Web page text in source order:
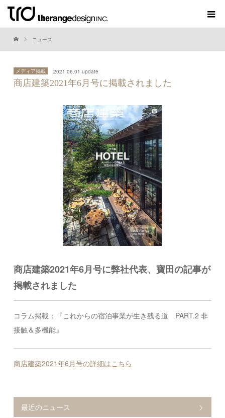
ニュース
メディア掲載 2021.06.01 update
商店建築2021年6月号に掲載されました
商店建築2021年6月号に弊社代表、寶田の記事が
掲載されました
コラム掲載：『これからの宿泊事業が生き残る道 PART.2 非
接触＆多機能』
商店建築2021年6月号の詳細はこちら
最近のニュース